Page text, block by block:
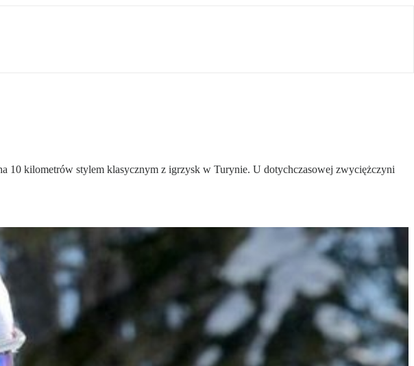
10 kilometrów stylem klasycznym z igrzysk w Turynie. U dotychczasowej zwyciężczyni